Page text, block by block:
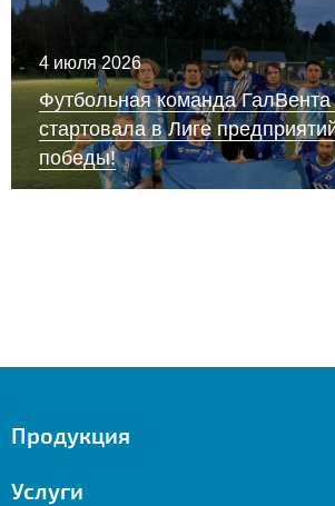
4 июля 2026
Футбольная команда ГалВента
стартовала в Лиге
победы!
Продукция
Услуги